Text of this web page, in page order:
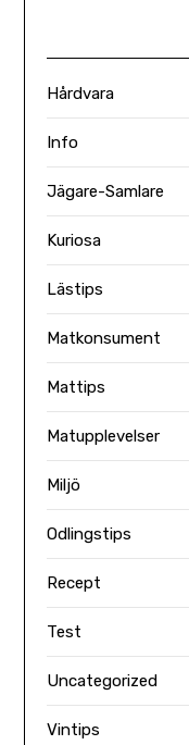
Hårdvara
Info
Jägare-Samlare
Kuriosa
Lästips
Matkonsument
Mattips
Matupplevelser
Miljö
Odlingstips
Recept
Test
Uncategorized
Vintips